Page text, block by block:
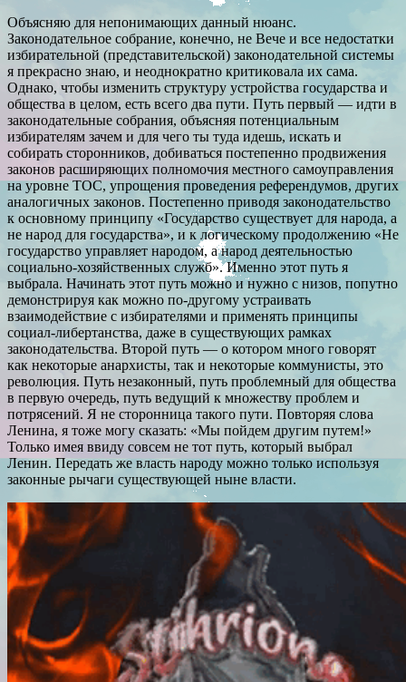
Объясняю для непонимающих данный нюанс.
Законодательное собрание, конечно, не Вече и все недостатки
избирательной (представительской) законодательной системы
я прекрасно знаю, и неоднократно критиковала их сама.
Однако, чтобы изменить структуру устройства государства и
общества в целом, есть всего два пути. Путь первый — идти в
законодательные собрания, объясняя потенциальным
избирателям зачем и для чего ты туда идешь, искать и
собирать сторонников, добиваться постепенно продвижения
законов расширяющих полномочия местного самоуправления
на уровне ТОС, упрощения проведения референдумов, других
аналогичных законов. Постепенно приводя законодательство
к основному принципу «Государство существует для народа, а
не народ для государства», и к логическому продолжению «Не
государство управляет народом, а народ деятельностью
социально-хозяйственных служб». Именно этот путь я
выбрала. Начинать этот путь можно и нужно с низов, попутно
демонстрируя как можно по-другому устраивать
взаимодействие с избирателями и применять принципы
социал-либертанства, даже в существующих рамках
законодательства. Второй путь — о котором много говорят
как некоторые анархисты, так и некоторые коммунисты, это
революция. Путь незаконный, путь проблемный для общества
в первую очередь, путь ведущий к множеству проблем и
потрясений. Я не сторонница такого пути. Повторяя слова
Ленина, я тоже могу сказать: «Мы пойдем другим путем!»
Только имея ввиду совсем не тот путь, который выбрал
Ленин. Передать же власть народу можно только используя
законные рычаги существующей ныне власти.